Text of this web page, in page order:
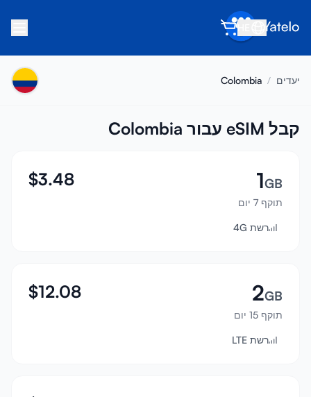
אודות
הפנה חבר
הפוך לשותף
מרכז עזרה
תאימות מכשירים
התחבר
יעדים /
Colombia
קבל eSIM עבור Colombia
1GB
תוקף 7 יום
$3.48
רשת 4G
2GB
תוקף 15 יום
$12.08
רשת LTE